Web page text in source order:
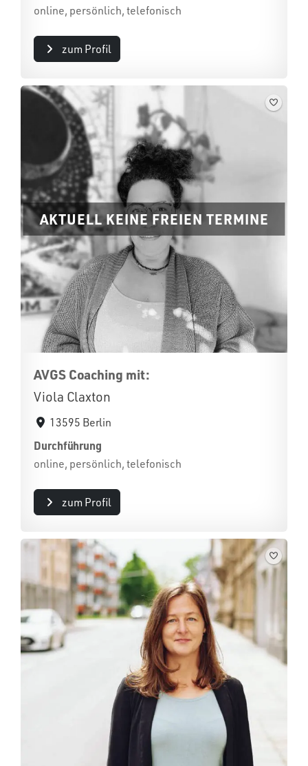
online, persönlich, telefonisch
zum Profil
AKTUELL KEINE FREIEN TERMINE
AVGS Coaching mit:
Viola Claxton
13595 Berlin
Durchführung
online, persönlich, telefonisch
zum Profil